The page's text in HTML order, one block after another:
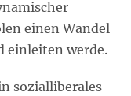
einen Wandel
einleiten werde.
sozialliberales